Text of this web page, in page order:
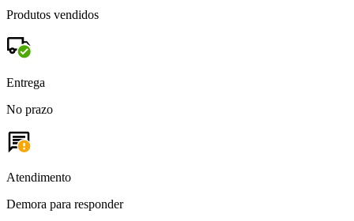
Produtos vendidos
Entrega
No prazo
Atendimento
Demora para responder